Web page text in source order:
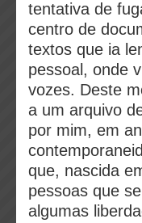
tentativa de
centro de
textos que ia
pessoal, onde
vozes. Deste
a um arquivo
por mim, em
que, nascida
pessoas que
algumas